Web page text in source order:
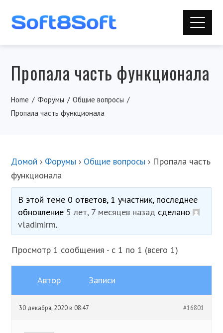
Пропала часть функционала
Home Форумы
Общие вопросы
Пропала часть функционала
Домой › Форумы › Общие вопросы › Пропала часть
функционала
В этой теме 0 ответов, 1 участник, последнее
обновление 5 лет, 7 месяцев назад сделано
vladimirm.
Просмотр 1 сообщения - с 1 по 1 (всего 1)
Автор Записи
30 декабря, 2020 в 08:47 #16801